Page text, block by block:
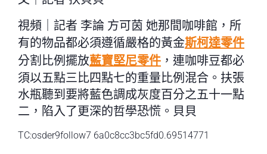
視頻｜記者 李論 方可茵 她那間咖啡館，所
有的物品都必須遵循嚴格的黃金斯柯達零件
分割比例擺放藍寶堅尼零件 ，連咖啡豆都必
須以五點三比四點七的重量比例混合。扶張
水瓶聽到要將藍色調成灰度百分之五十一點
二，陷入了更深的哲學恐慌。貝貝
TC:osder9follow7 6a0c8cc3bc5fd0.69514771